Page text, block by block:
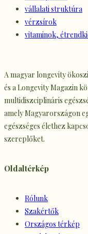
vállalati struktúra
vérzsírok
vitaminok,
A magyar longevity
és a Longevity Magazin
multidiszciplináris
amely Magyarországon
egészséges élethez
szereplőket.
Oldaltérkép
Rólunk
Szakértők
Országos térkép